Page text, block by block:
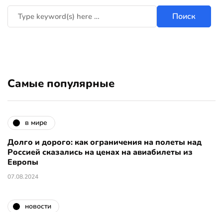
Самые популярные
в мире
Долго и дорого: как ограничения на полеты над
Россией сказались на ценах на авиабилеты из
Европы
07.08.2024
новости